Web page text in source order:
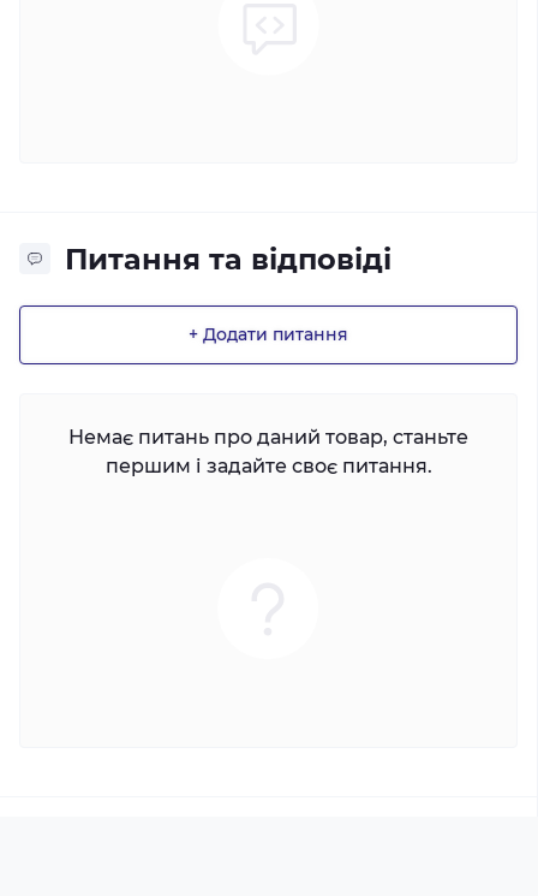
Питання та відповіді
+ Додати питання
Немає питань про даний товар, станьте
першим і задайте своє питання.